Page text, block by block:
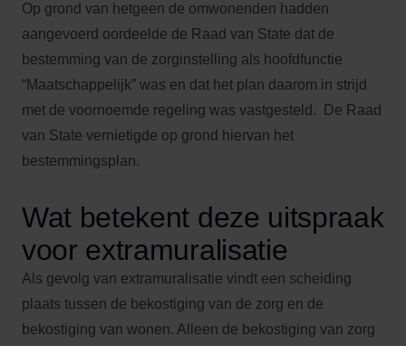
Op grond van hetgeen de omwonenden hadden
aangevoerd oordeelde de Raad van State dat de
bestemming van de zorginstelling als hoofdfunctie
“Maatschappelijk” was en dat het plan daarom in strijd
met de voornoemde regeling was vastgesteld. De Raad
van State vernietigde op grond hiervan het
bestemmingsplan.
Wat betekent deze uitspraak
voor extramuralisatie
Als gevolg van extramuralisatie vindt een scheiding
plaats tussen de bekostiging van de zorg en de
bekostiging van wonen. Alleen de bekostiging van zorg